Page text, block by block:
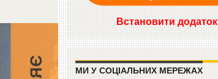
Встановити додаток
МИ У СОЦІАЛЬНИХ МЕРЕЖАХ